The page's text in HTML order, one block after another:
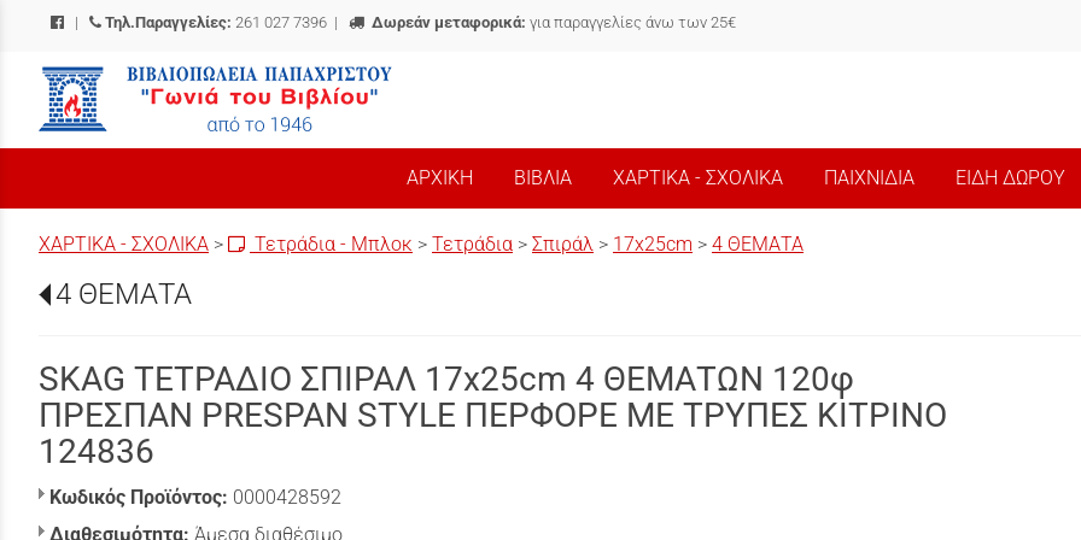
| Τηλ.Παραγγελίες: 261 027 7396 | Δωρεάν μεταφορικά: για παραγγελίες άνω των 25€
/
ΑΡΧΙΚΗ ΒΙΒΛΙΑ ΧΑΡΤΙΚΑ - ΣΧΟΛΙΚΑ ΠΑΙΧΝΙΔΙΑ ΕΙΔΗ ΔΩΡΟΥ
ΧΑΡΤΙΚΑ - ΣΧΟΛΙΚΑ > Τετράδια - Μπλοκ > Τετράδια > Σπιράλ > 17x25cm > 4 ΘΕΜΑΤΑ
4 ΘΕΜΑΤΑ
SKAG ΤΕΤΡΑΔΙΟ ΣΠΙΡΑΛ 17x25cm 4 ΘΕΜΑΤΩΝ 120φ
ΠΡΕΣΠΑΝ PRESPAN STYLE ΠΕΡΦΟΡΕ ΜΕ ΤΡΥΠΕΣ ΚΙΤΡΙΝΟ
124836
Κωδικός Προϊόντος: 0000428592
Διαθεσιμότητα: Άμεσα διαθέσιμο